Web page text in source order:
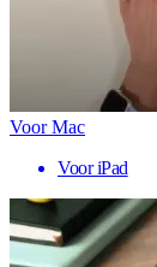
Voor Mac
Voor iPad